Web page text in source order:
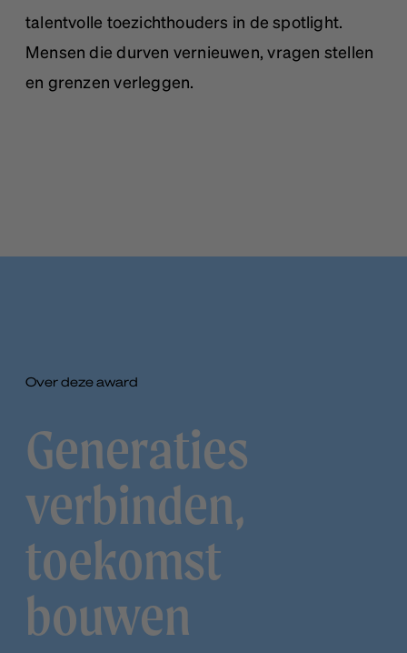
talentvolle toezichthouders in de spotlight.
Mensen die durven vernieuwen, vragen stellen
en grenzen verleggen.
Over deze award
Generaties
verbinden,
toekomst
bouwen